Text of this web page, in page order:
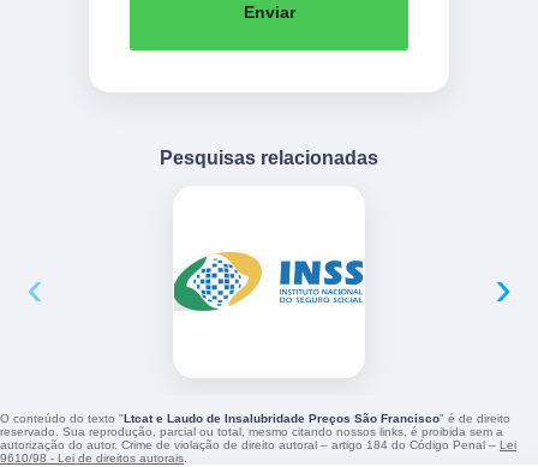
Enviar
Pesquisas relacionadas
‹ ›
O conteúdo do texto "Ltcat e Laudo de Insalubridade Preços São Francisco" é de direito
reservado. Sua reprodução, parcial ou total, mesmo citando nossos links, é proibida sem a
autorização do autor. Crime de violação de direito autoral – artigo 184 do Código Penal – Lei
9610/98 - Lei de direitos autorais